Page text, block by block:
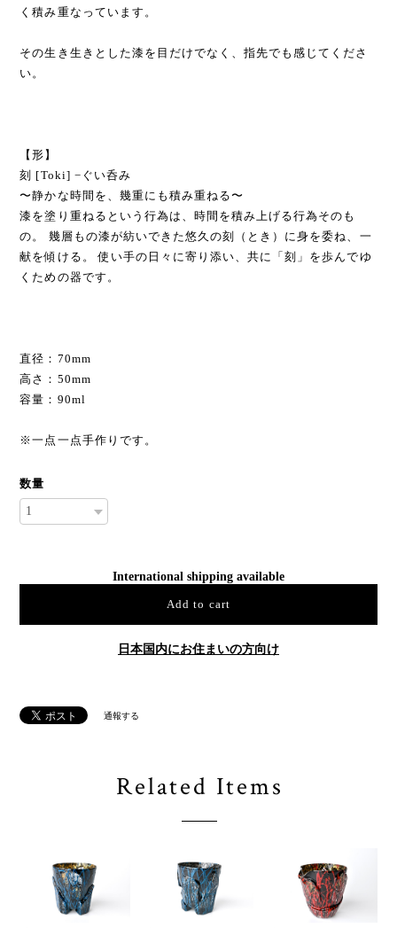
く積み重なっています。
その生き生きとした漆を目だけでなく、指先でも感じてくださ
い。
【形】
刻 [Toki] −ぐい呑み
〜静かな時間を、幾重にも積み重ねる〜
漆を塗り重ねるという行為は、時間を積み上げる行為そのも
の。 幾層もの漆が紡いできた悠久の刻（とき）に身を委ね、一
献を傾ける。 使い手の日々に寄り添い、共に「刻」を歩んでゆ
くための器です。
直径：70mm
高さ：50mm
容量：90ml
※一点一点手作りです。
数量
International shipping available
Add to cart
日本国内にお住まいの方向け
通報する
Related Items